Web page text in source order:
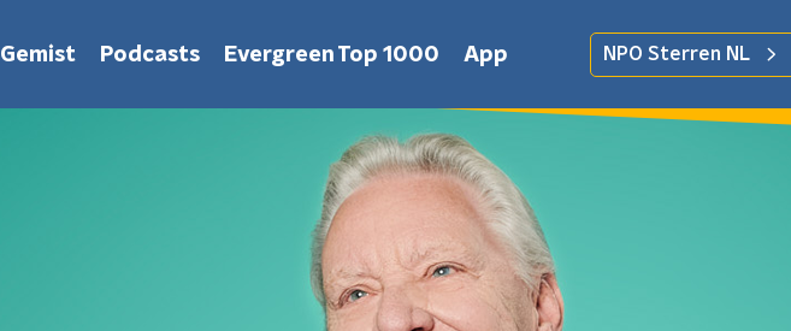
Gemist Podcasts Evergreen Top 1000 App NPO Sterren NL